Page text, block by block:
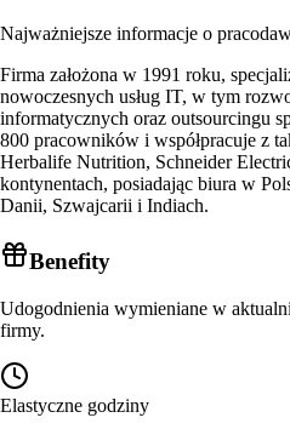
Najważniejsze informacje o
Firma założona w 1991 roku,
nowoczesnych usług IT, w tym
informatycznych oraz outsourcingu
800 pracowników i współpracuje z
Herbalife Nutrition, Schneider
kontynentach, posiadając biura w
Danii, Szwajcarii i Indiach.
Benefity
Udogodnienia wymieniane w
firmy.
Elastyczne godziny